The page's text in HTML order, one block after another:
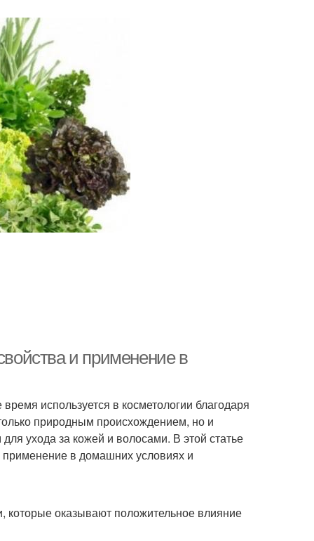
и применение в
используется в косметологии благодаря
природным происхождением, но и
ухода за кожей и волосами. В этой статье
в домашних условиях и
которые оказывают положительное влияние